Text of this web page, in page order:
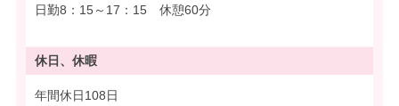
日勤8：15～17：15 休憩60分
休日、休暇
年間休日108日